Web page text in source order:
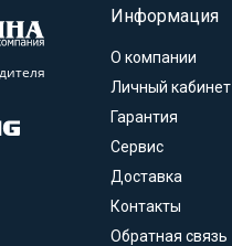
Информация
О компании
Личный кабинет
Гарантия
Сервис
Доставка
Контакты
Обратная связь